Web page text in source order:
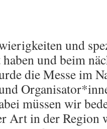
und
und beim
die Messe im
müssen wir
Art in der Region